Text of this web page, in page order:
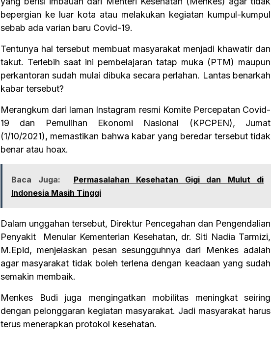
bepergian ke luar kota atau melakukan kegiatan kumpul-kumpul
sebab ada varian baru Covid-19.
Tentunya hal tersebut membuat masyarakat menjadi khawatir dan
takut. Terlebih saat ini pembelajaran tatap muka (PTM) maupun
perkantoran sudah mulai dibuka secara perlahan. Lantas benarkah
kabar tersebut?
Merangkum dari laman Instagram resmi Komite Percepatan Covid-
19 dan Pemulihan Ekonomi Nasional (KPCPEN), Jumat
(1/10/2021), memastikan bahwa kabar yang beredar tersebut tidak
benar atau hoax.
Baca Juga:
Permasalahan Kesehatan Gigi dan Mulut di
Indonesia Masih Tinggi
Dalam unggahan tersebut, Direktur Pencegahan dan Pengendalian
Penyakit Menular Kementerian Kesehatan, dr. Siti Nadia Tarmizi,
M.Epid, menjelaskan pesan sesungguhnya dari Menkes adalah
agar masyarakat tidak boleh terlena dengan keadaan yang sudah
semakin membaik.
Menkes Budi juga mengingatkan mobilitas meningkat seiring
dengan pelonggaran kegiatan masyarakat. Jadi masyarakat harus
terus menerapkan protokol kesehatan.